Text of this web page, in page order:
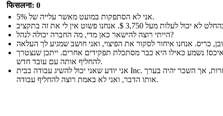
फिसलना: 0
אני לא הסתפקות במועט מאשר עלייה של 5%.
הייתי רוצה להישאר כאן מדי, מה החברה יכולה לנהל?
נשמע כאילו היא כבר מסתכלת תפקידים אחרים. ייתכן שנצטרך
להחליף אותה עם עובד חדש.
אני יודע שאני יכול להשיג עבודה בבית Inc. התחרות, אך השכר יהיה בערך
אותו הדבר, ואני לא באמת רוצה להחליף עבודה.